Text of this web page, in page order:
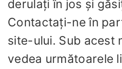
derulați în jos și
Contactați-ne în
site-ului. Sub acest
vedea următoarele